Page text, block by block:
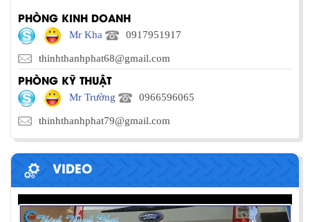
PHÒNG KINH DOANH
Mr Kha 0917951917
thinhthanhphat68@gmail.com
PHÒNG KỸ THUẬT
Mr Trường 0966596065
thinhthanhphat79@gmail.com
VIDEO